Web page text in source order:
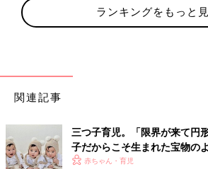
ランキングをもっと
関連記事
三つ子育児。「限界が来て円
子だからこそ生まれた宝物の
【体験談】
赤ちゃん・育児